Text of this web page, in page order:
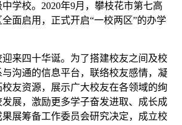
学校。2020年9月，攀枝花市第七高
面启用，正式开启“一校两区”的办学
迎来四十华诞。 为了搭建校友之间及校
沟通的信息平台，联络校友感情，凝
友资源，展示广大校友在各领域的绚
展，激励更多学子奋发进取、成长成
果展筹备工作委员会研究决定，成立校